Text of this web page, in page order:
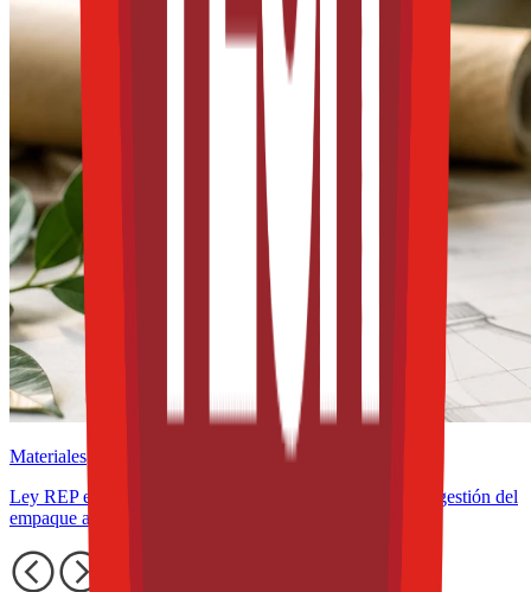
Materiales
Ley REP en América Latina: cómo cambia el diseño y la gestión del
empaque alimentario